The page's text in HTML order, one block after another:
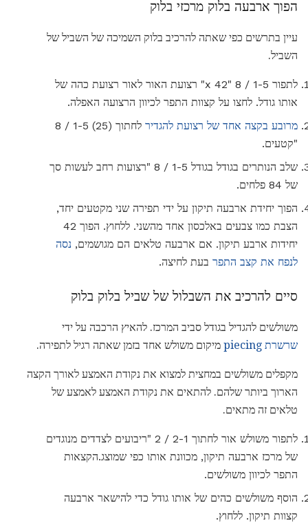
הפוך ארבעה בלוק מרכזי בלוק
עיין בתרשים כפי שאתה להרכיב בלוק השמיכה של השביל של
השביל.
לתפור 1-5 / 8 "x 42" רצועת האור לאור רצועת כהה של
אותו גודל. לחצו על קצוות התפר לכיוון הרצועה האפלה.
מרובע בקצה אחד של רצועת להגדיר
לחתוך (25) 1-5 / 8
"קטעים.
שלב הנותרים בגודל בגודל 1-5 / 8 "רצועות רחב לעשות סך
של 84 פלחים.
הפוך יחידת ארבעה תיקון על ידי תפירה שני מקטעים יחד,
הצבת כמו צבעים באלכסון אחד מהשני. ללחוץ. הפוך 42
יחידות ארבע תיקון. אם ארבעה טלאים הם מגושמים, נסה
לנפח את קצב התפר בעת לחיצה.
סיים להרכיב את השבלול של שביל בלוק בלוק
משולשים להגדיל בגודל סביב המרכז. להאיץ הרכבה על ידי
שרשרת piecing
מיקום משולש אחד בזמן שאתה רגיל לתפירה.
מקפלים משולשים במחצית למצוא את נקודת האמצע לאורך הקצה
הארוך ביותר שלהם. להתאים את נקודת האמצע לאמצע של
טלאים זה מתאים.
לתפור משולש אור לחתוך 2-1 / 2 "ריבועים לצדדים מנוגדים
של מרכז ארבעה תיקון, מכוונת אותו כפי שמוצג.הקצאות
התפר לכיוון משולשים.
הוסף משולשים כהים של אותו גודל כדי להישאר ארבעה
קצוות תיקון. ללחוץ.